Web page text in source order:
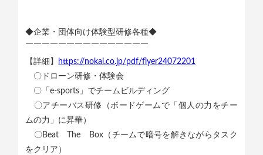
◆企業・団体向け体験型研修各種◆
￣￣￣￣￣￣￣￣￣￣￣￣￣￣￣
【詳細】
https://nokai.co.jp/pdf/flyer24072201
〇ドローン研修・体験会
〇「e-sports」でチームビルディング
〇アチーバス研修（ボードゲームで「個人の力をチー
ムの力」に昇華）
〇Beat The Box（チームで暗号を解きながらタスク
をクリア）